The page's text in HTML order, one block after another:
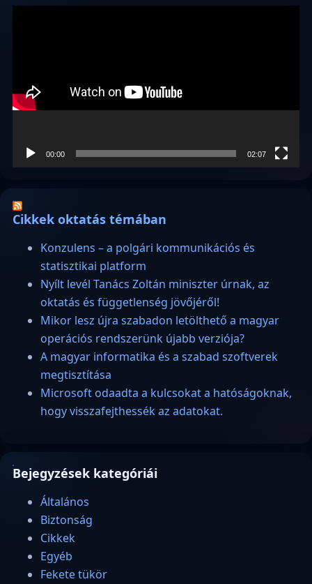
00:00 02:07
Cikkek oktatás témában
Konzulens – a polgári kommunikációs és
statisztikai platform
Nyílt levél Tanács Zoltán miniszter úrnak, az
oktatás és függetlenség jövőjéről!
Mikor lesz újra szabadon letölthető a magyar
operációs rendszerünk újabb verziója?
A magyar informatika és a szabad szoftverek
megtisztítása
Microsoft odaadta a kulcsokat a hatóságoknak,
hogy visszafejthessék az adatokat.
Bejegyzések kategóriái
Általános
Biztonság
Cikkek
Egyéb
Fekete tükör